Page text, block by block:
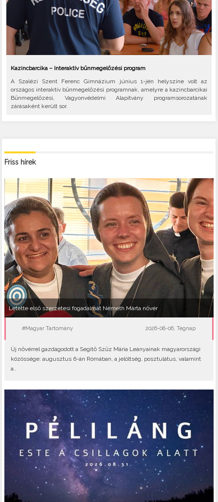
Kazincbarcika – Interaktív bűnmegelőzési program
A Szalézi Szent Ferenc Gimnázium június 1-jén helyszíne volt az
országos interaktív bűnmegelőzési programnak, amelyre a kazincbarcikai
Bűnmegelőzési, Vagyonvédelmi Alapítvány programsorozatának
zárásaként került sor.
Friss hírek
Letette első szerzetesi fogadalmát Németh Márta nővér
#Magyar Tartomány 2026-08-06, Tegnap
Új nővérrel gazdagodott a Segítő Szűz Mária Leányainak magyarországi
közössége: augusztus 6-án Rómában, a jelöltség, posztulátus, valamint
a..